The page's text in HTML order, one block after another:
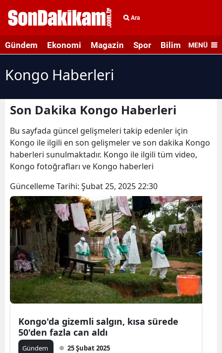
Ara
Gündem Ekonomi Magazin Spor Bilim veMENÜ
Kongo Haberleri
Son Dakika Kongo Haberleri
Bu sayfada güncel gelişmeleri takip edenler için
Kongo ile ilgili en son gelişmeler ve son dakika Kongo
haberleri sunulmaktadır. Kongo ile ilgili tüm video,
Kongo fotoğrafları ve Kongo haberleri
Güncelleme Tarihi: Şubat 25, 2025 22:30
Kongo'da gizemli salgın, kısa sürede
50'den fazla can aldı
Gündem 25 Şubat 2025